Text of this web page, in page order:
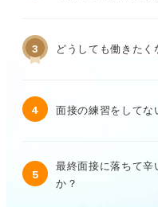
3 どうしても働きたく
4 面接の練習をしてな
5
最終面接に落ちて辛
か？